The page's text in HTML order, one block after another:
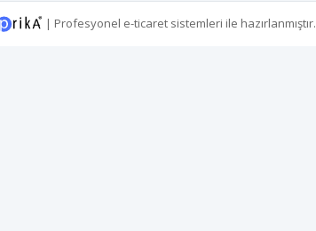
| Profesyonel e-ticaret sistemleri ile hazırlanmıştır.